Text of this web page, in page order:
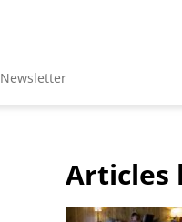
Newsletter
Articles